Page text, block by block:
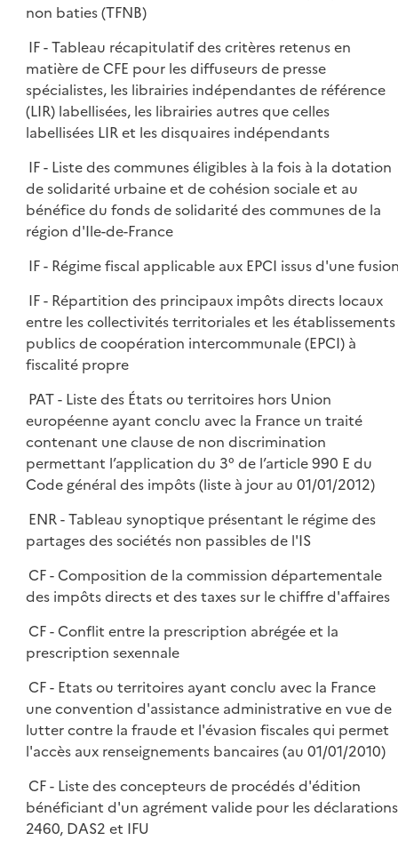
non baties (TFNB)
IF - Tableau récapitulatif des critères retenus en
matière de CFE pour les diffuseurs de presse
spécialistes, les librairies indépendantes de référence
(LIR) labellisées, les librairies autres que celles
labellisées LIR et les disquaires indépendants
IF - Liste des communes éligibles à la fois à la dotation
de solidarité urbaine et de cohésion sociale et au
bénéfice du fonds de solidarité des communes de la
région d'Ile-de-France
IF - Régime fiscal applicable aux EPCI issus d'une
IF - Répartition des principaux impôts directs locaux
entre les collectivités territoriales et les établissements
publics de coopération intercommunale (EPCI) à
fiscalité propre
PAT - Liste des États ou territoires hors Union
européenne ayant conclu avec la France un traité
contenant une clause de non discrimination
permettant l’application du 3° de l’article 990 E du
Code général des impôts (liste à jour au 01/01/2012)
ENR - Tableau synoptique présentant le régime des
partages des sociétés non passibles de l'IS
CF - Composition de la commission départementale
des impôts directs et des taxes sur le chiffre d'affaires
CF - Conflit entre la prescription abrégée et la
prescription sexennale
CF - Etats ou territoires ayant conclu avec la France
une convention d'assistance administrative en vue de
lutter contre la fraude et l'évasion fiscales qui permet
l'accès aux renseignements bancaires (au 01/01/2010)
CF - Liste des concepteurs de procédés d'édition
bénéficiant d'un agrément valide pour les déclarations
2460, DAS2 et IFU